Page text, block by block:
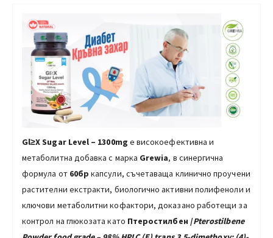
Gl≥Х Sugar Level – 1300mg е високоефективна и
метаболитна добавка с марка Grewia, в синергична
формула от60бр капсули, съчетаваща клинично проучени
растителни екстракти, биологично активни полифеноли и
ключови метаболитни кофактори, доказано работещи за
контрол на глюкозата като Птеростилбен /Pterostilbene